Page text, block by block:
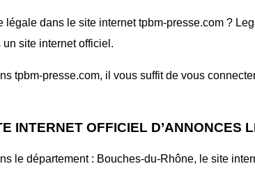
dans le site internet tpbm-presse.com ?
site internet officiel.
tpbm-presse.com, il vous suffit de vous
INTERNET OFFICIEL D’ANNONCES
le département : Bouches-du-Rhône, le site